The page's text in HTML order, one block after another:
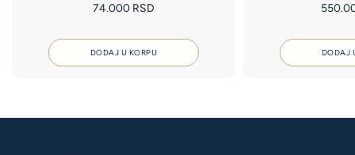
74.000 RSD
DODAJ U KORPU DODAJ